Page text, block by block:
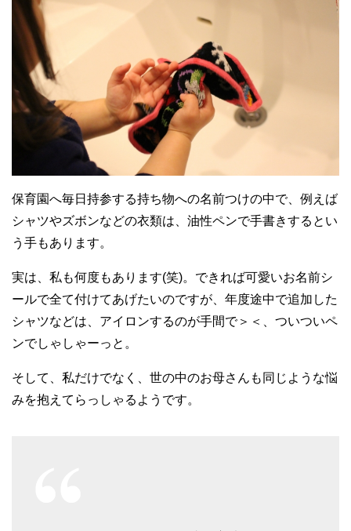
保育園へ毎日持参する持ち物への名前つけの中で、例えば
シャツやズボンなどの衣類は、油性ペンで手書きするとい
う手もあります。
実は、私も何度もあります(笑)。できれば可愛いお名前シ
ールで全て付けてあげたいのですが、年度途中で追加した
シャツなどは、アイロンするのが手間で＞＜、ついついペ
ンでしゃしゃーっと。
そして、私だけでなく、世の中のお母さんも同じような悩
みを抱えてらっしゃるようです。